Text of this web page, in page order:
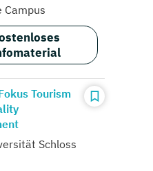
Campus
Tourism
Schloss